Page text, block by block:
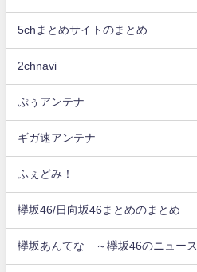
5chまとめサイトのまとめ
2chnavi
ぷぅアンテナ
ギガ速アンテナ
ふぇどみ！
欅坂46/日向坂46まとめのまとめ
欅坂あんてな ～欅坂46のニュース